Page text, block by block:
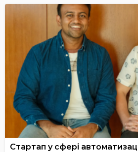
Стартап у сфері